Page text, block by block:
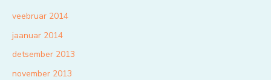
veebruar 2014
jaanuar 2014
detsember 2013
november 2013